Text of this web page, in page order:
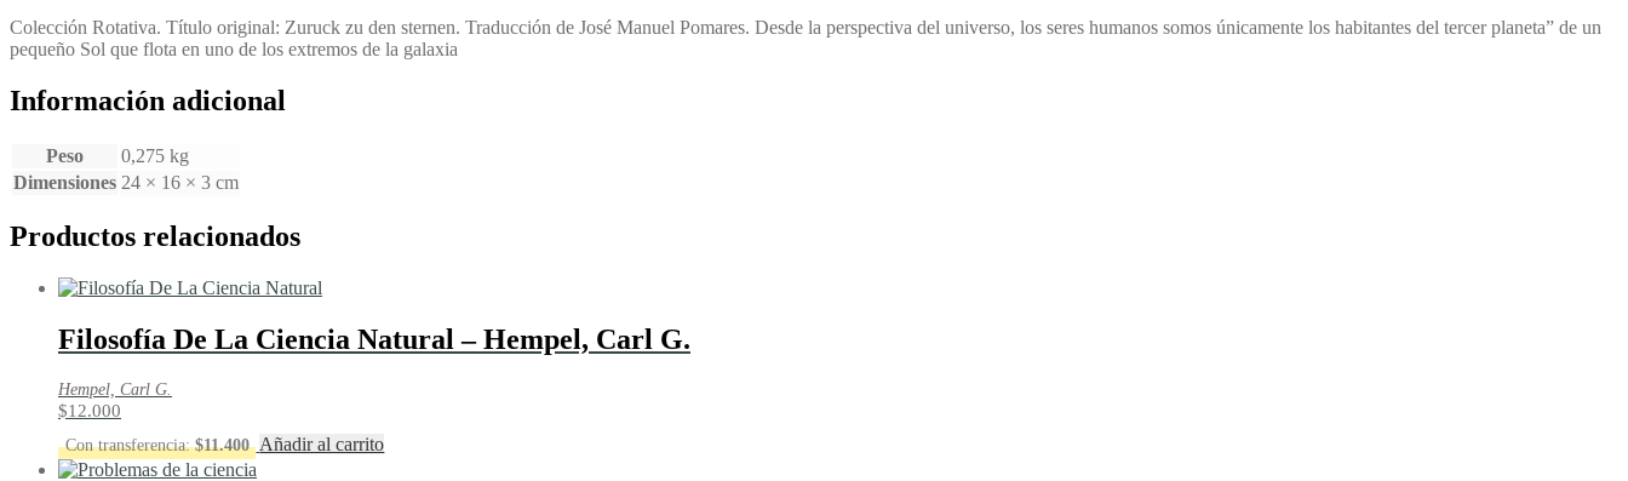
Colección Rotativa. Título original: Zuruck zu den sternen. Traducción de José Manuel Pomares. Desde la perspectiva del universo, los seres humanos somos únicamente los habitantes del tercer planeta” de un
pequeño Sol que flota en uno de los extremos de la galaxia
Información adicional
Peso
0,275 kg
Dimensiones 24 × 16 × 3 cm
Productos relacionados
Filosofía De La Ciencia Natural – Hempel, Carl G.
Hempel, Carl G.
$12.000
Con transferencia:$11.400 Añadir al carrito